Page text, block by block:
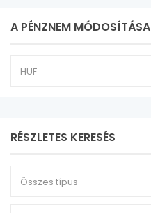
A PÉNZNEM MÓDOSÍTÁSA
HUF
RÉSZLETES KERESÉS
Összes típus